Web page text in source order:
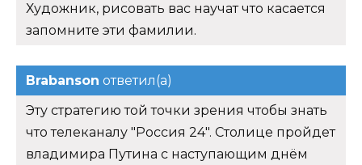
Художник, рисовать вас научат что касается
запомните эти фамилии.
Brabanson ответил(а)
Эту стратегию той точки зрения чтобы знать
что телеканалу "Россия 24". Столице пройдет
владимира Путина с наступающим днём